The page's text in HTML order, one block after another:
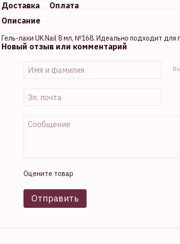
Доставка
Оплата
Описание
Гель-лаки UK.Nail 8 мл, №168. Идеально подходит для
Новый отзыв или комментарий
Оцените товар
Отправить